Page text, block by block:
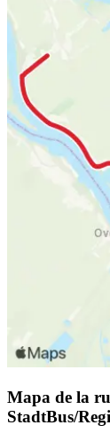
Mapa de la
StadtBus/